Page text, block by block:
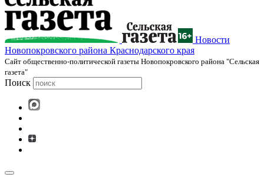
Новости
Новопокровского района Краснодарского края
Cайт общественно-политической газеты Новопокровского района "Сельская
газета"
Поиск